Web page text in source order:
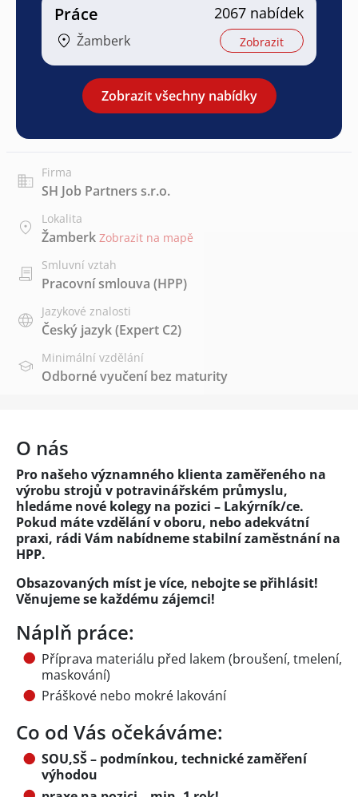
Práce
Žamberk
2067 nabídek
Zobrazit
Zobrazit všechny nabídky
Firma
SH Job Partners s.r.o.
Lokalita
Žamberk Zobrazit na mapě
Smluvní vztah
Pracovní smlouva (HPP)
Jazykové znalosti
Český jazyk(Expert C2)
Minimální vzdělání
Odborné vyučení bez maturity
O nás
Pro našeho významného klienta zaměřeného na
výrobu strojů v potravinářském průmyslu,
hledáme nové kolegy na pozici – Lakýrník/ce.
Pokud máte vzdělání v oboru, nebo adekvátní
praxi, rádi Vám nabídneme stabilní zaměstnání na
HPP.
Obsazovaných míst je více, nebojte se přihlásit!
Věnujeme se každému zájemci!
Náplň práce:
Příprava materiálu před lakem (broušení, tmelení,
maskování)
Práškové nebo mokré lakování
Co od Vás očekáváme:
SOU,SŠ – podmínkou, technické zaměření
výhodou